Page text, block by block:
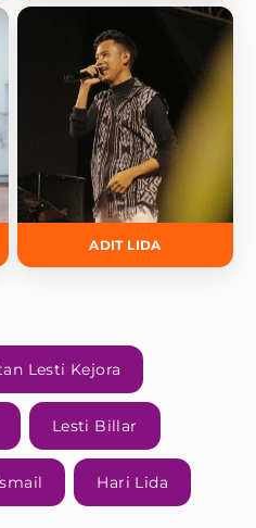
ADIT LIDA
Lesti Kejora
Lesti Billar
Hari Lida